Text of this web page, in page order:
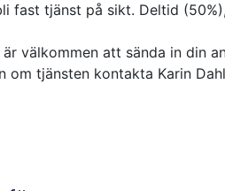
fast tjänst på sikt. Deltid
välkommen att sända in din
om tjänsten kontakta Karin